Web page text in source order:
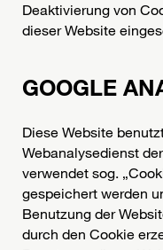
Deaktivierung von
dieser Website
GOOGLE
Diese Website
Webanalysedienst
verwendet sog.
gespeichert werden
Benutzung der
durch den Cookie